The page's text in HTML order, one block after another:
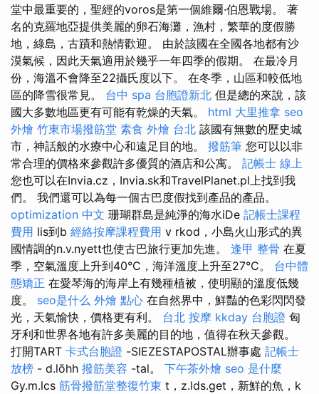
堂中最重要的，聖經的voros是第一個維爾·伯恩戰場。 著
名的克羅地亞提供美麗的卵石海灘，漁村，繁華的度假勝
地，綠島，古蹟和熱情歡迎。 由於該國在全國各地都有沙
漠氣候，因此天氣適用於幾乎一年四季的假期。 在最冷月
份，海溫不會降至22攝氏度以下。 在冬季，山區和較低地
區的降雪很常見。 台中 spa 台胞證新北 但是總的來說，該
國大多數地區更有可能有乾燥的天氣。 html 大里推拿 seo
外燴 竹東市場撥筋堂 素食 外燴 台北 該國有無數的歷史城
市，神話般的水療中心和遠足目的地。 撥筋筆 您可以以非
常合理的價格來參觀許多優質的酒店和公寓。 記帳士 線上
您也可以在Invia.cz，Invia.sk和TravelPlanet.pl上找到我
們。 我們還可以為每一個古巴度假找到產品的產品。
optimization 中文 珊瑚群島是純淨的海水iDe 記帳士課程
費用 lis到b 經絡按摩課程費用 v rkod，小島火山形式的異
國情調的n.v.nyett也使古巴旅行更加先進。 逢甲 整骨 在夏
季，空氣溫度上升到40°C，海洋溫度上升至27°C。 台中體
態矯正 在愛琴海的海岸上有幾種植被，使明顯的溫度低幾
度。 seo是什么 外燴 點心 在自然界中，鮮豔的色彩閃閃發
光，天氣愉快，價格更有利。 台北 按摩 kkday 台胞證 匈
牙利和世界各地有許多美麗的目的地，值得在秋天參觀。
打開TART 卡式台胞證 -SIEZESTAPOSTAL辦事處 記帳士
放榜 - d.lõhh 撥筋美容 -tal。 下午茶外燴 seo 是什麼
Gy.m.lcs 筋骨撥筋堂整復竹東 t，z.lds.get，新鮮的魚，k